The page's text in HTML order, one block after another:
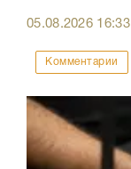
05.08.2026 16:33
Комментарии